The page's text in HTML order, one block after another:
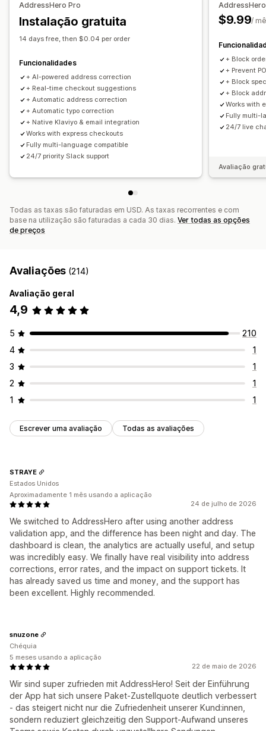
AddressHero Pro
Instalação gratuita
14 days free, then $0.04 per order
Funcionalidades
+ AI-powered address correction
+ Real-time checkout suggestions
+ Automatic address correction
+ Automatic typo correction
+ Native Klaviyo & email integration
Works with express checkouts
Fully multi-language compatible
24/7 priority Slack support
$9.99/
+ Block
+ Prevent
+ Block
+ Block
Works with
Fully multi-
24/7 live
Avaliação
Todas as taxas são faturadas em USD. As taxas recorrentes e com
base na utilização são faturadas a cada 30 dias. Ver todas as opções
de preços
Avaliações (214)
Avaliação geral
4,9
5
210
4
1
3
1
2
1
1
1
Escrever uma avaliação Todas as avaliações
24 de julho de 2026
We switched to AddressHero after using another address
validation app, and the difference has been night and day. The
dashboard is clean, the analytics are actually useful, and setup
was incredibly easy. We finally have real visibility into address
corrections, error rates, and the impact on support tickets. It
has already saved us time and money, and the support has
been excellent. Highly recommended.
STRAYE
Estados Unidos
Aproximadamente 1 mês usando a aplicação
22 de maio de 2026
Wir sind super zufrieden mit AddressHero! Seit der Einführung
der App hat sich unsere Paket-Zustellquote deutlich verbessert
- das steigert nicht nur die Zufriedenheit unserer Kund:innen,
sondern reduziert gleichzeitig den Support-Aufwand unseres
snuzone
Chéquia
5 meses usando a aplicação